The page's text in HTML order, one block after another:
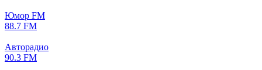
Юмор FM
88.7 FM
Авторадио
90.3 FM